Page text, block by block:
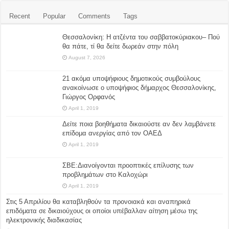
Recent Popular Comments Tags
Θεσσαλονίκη: Η ατζέντα του σαββατοκύριακου– Πού
θα πάτε, τί θα δείτε δωρεάν στην πόλη
August 7, 2026
21 ακόμα υποψήφιους δημοτικούς συμβούλους
ανακοίνωσε ο υποψήφιος δήμαρχος Θεσσαλονίκης,
Γιώργος Ορφανός
April 1, 2019
Δείτε ποια βοηθήματα δικαιούστε αν δεν λαμβάνετε
επίδομα ανεργίας από τον ΟΑΕΔ
April 1, 2019
ΣΒΕ:Διανοίγονται προοπτικές επίλυσης των
προβλημάτων στο Καλοχώρι
April 1, 2019
Στις 5 Απριλίου θα καταβληθούν τα προνοιακά και αναπηρικά
επιδόματα σε δικαιούχους οι οποίοι υπέβαλλαν αίτηση μέσω της
ηλεκτρονικής διαδικασίας